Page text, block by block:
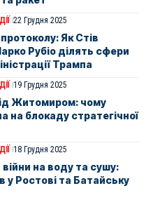
22 Грудня 2025
Як Стів
Рубіо ділять сфери
Трампа
19 Грудня 2025
Житомиром: чому
на блокаду стратегічної
18 Грудня 2025
на воду та сушу:
у Ростові та Батайську